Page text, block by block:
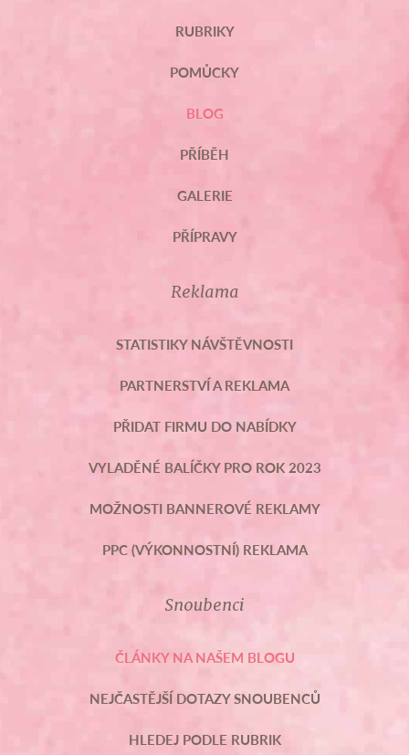
RUBRIKY
POMŮCKY
BLOG
PŘÍBĚH
GALERIE
PŘÍPRAVY
Reklama
STATISTIKY NÁVŠTĚVNOSTI
PARTNERSTVÍ A REKLAMA
PŘIDAT FIRMU DO NABÍDKY
VYLADĚNÉ BALÍČKY PRO ROK 2023
MOŽNOSTI BANNEROVÉ REKLAMY
PPC (VÝKONNOSTNÍ) REKLAMA
Snoubenci
ČLÁNKY NA NAŠEM BLOGU
NEJČASTĚJŠÍ DOTAZY SNOUBENCŮ
HLEDEJ PODLE RUBRIK